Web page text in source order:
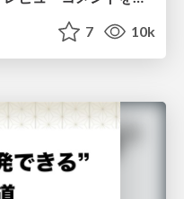
7 10k